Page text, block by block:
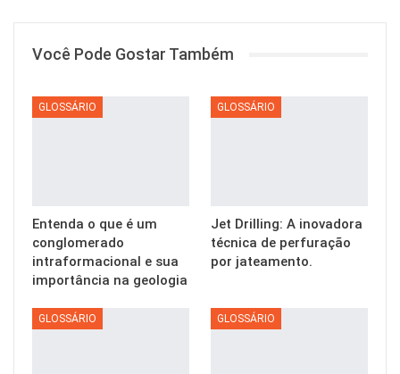
Você Pode Gostar Também
GLOSSÁRIO
Entenda o que é um
conglomerado
intraformacional e sua
importância na geologia
GLOSSÁRIO
Jet Drilling: A inovadora
técnica de perfuração
por jateamento.
GLOSSÁRIO GLOSSÁRIO